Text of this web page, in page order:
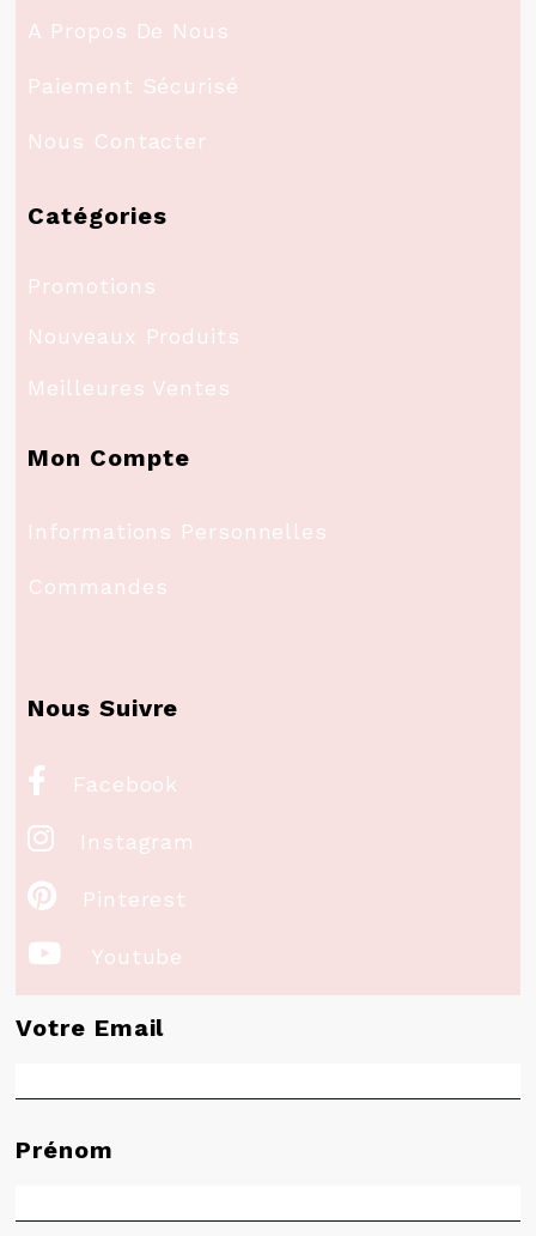
A Propos De Nous
Paiement Sécurisé
Nous Contacter
Catégories
Promotions
Nouveaux Produits
Meilleures Ventes
Mon Compte
Informations Personnelles
Commandes
Nous Suivre
 Facebook
 Instagram
 Pinterest
 Youtube
Votre Email
Prénom